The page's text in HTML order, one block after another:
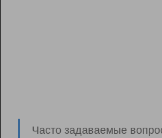
Часто задаваемые